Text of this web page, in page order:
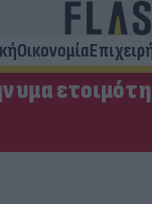
Οικονομία